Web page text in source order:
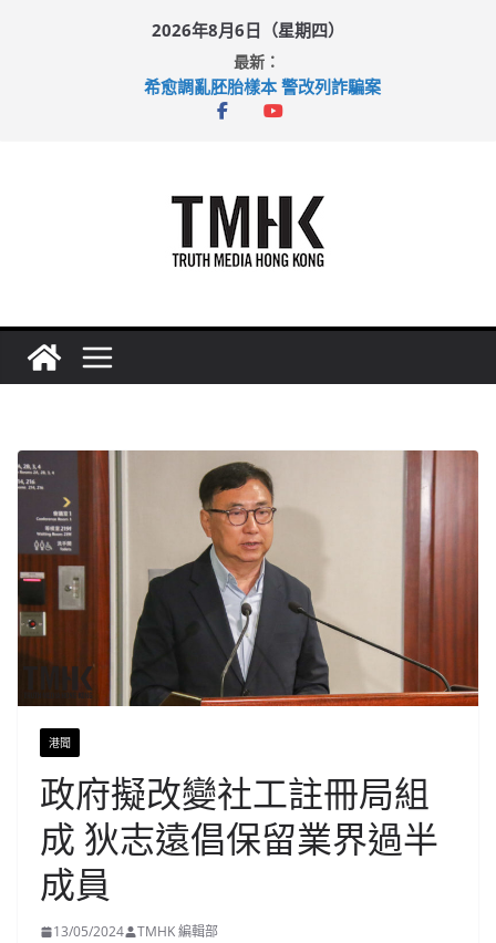
2026年8月6日（星期四）
最新：
希愈調亂胚胎樣本 警改列詐騙案
足球盛會次場激戰 祖雲達斯挫車路士
港聞
政府擬改變社工註冊局組
成 狄志遠倡保留業界過半
成員
13/05/2024 TMHK 編輯部